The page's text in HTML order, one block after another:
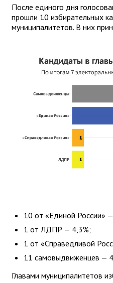
После единого дня
прошли 10 избирательных
муниципалитетов. В них
10 от «Единой России»
1 от ЛДПР — 4,3%;
1 от «Справедливой
11 самовыдвиженцев —
Главами муниципалитетов